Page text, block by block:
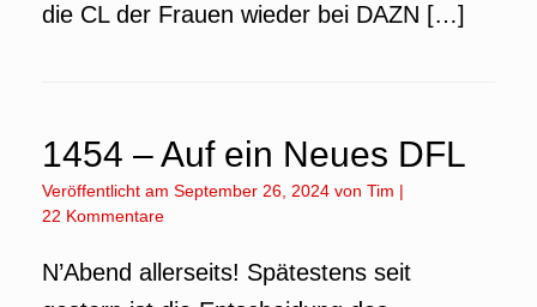
die CL der Frauen wieder bei DAZN […]
1454 – Auf ein Neues DFL
Veröffentlicht am September 26, 2024 von Tim |
22 Kommentare
N’Abend allerseits! Spätestens seit